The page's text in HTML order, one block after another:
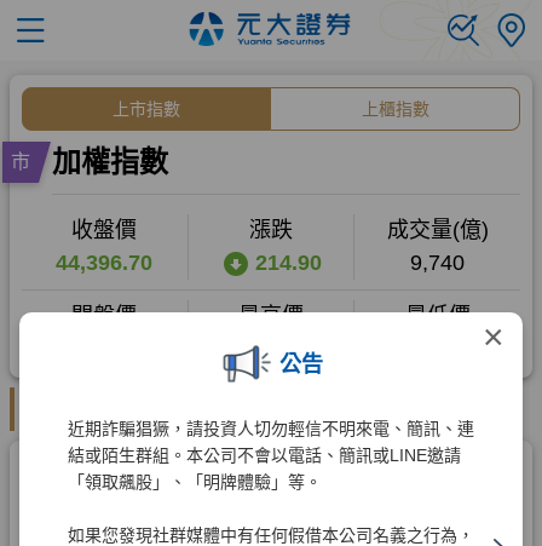
×
公告
近期詐騙猖獗，請投資人切勿輕信不明來電、簡訊、連
結或陌生群組。本公司不會以電話、簡訊或LINE邀請
「領取飆股」、「明牌體驗」等。
如果您發現社群媒體中有任何假借本公司名義之行為，